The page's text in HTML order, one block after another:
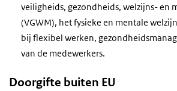
veiligheids, gezondheids, welzijns- en
(VGWM), het fysieke en mentale
bij flexibel werken,
van de medewerkers.
Doorgifte buiten EU